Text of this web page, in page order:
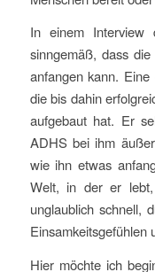
In einem Interview
sinngemäß, dass
anfangen kann.
die bis dahin
aufgebaut hat. Er
ADHS bei ihm
wie ihn etwas
Welt, in der er
unglaublich schnell,
Einsamkeitsgefühlen
Hier möchte ich